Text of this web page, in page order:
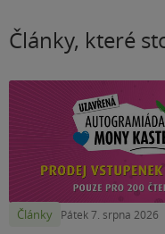
Články, které
Články Pátek 7. srpna 2026